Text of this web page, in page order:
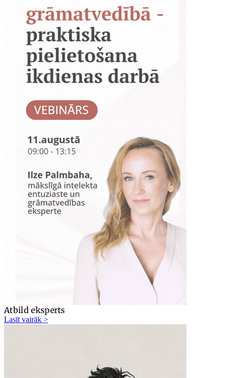
Atbild eksperts
Lasīt vairāk >